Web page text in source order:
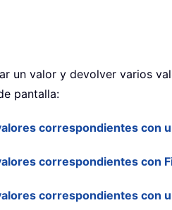
un valor y devolver varios
pantalla:
correspondientes con
correspondientes con
correspondientes con